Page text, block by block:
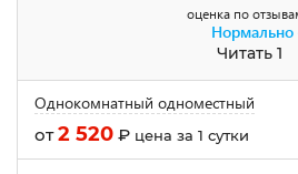
оценка по
Нормально
Читать 1
Однокомнатный одноместный
от2 520 ₽ цена за 1 сутки